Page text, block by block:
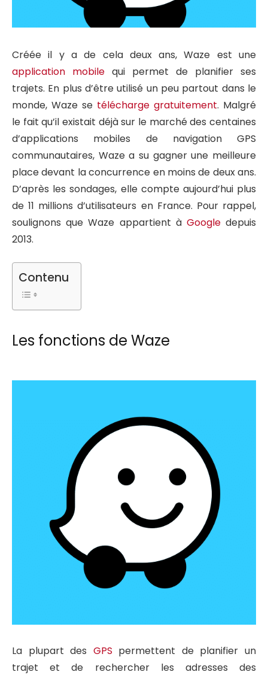
Créée il y a de cela deux ans, Waze est une
application mobile qui permet de planifier ses
trajets. En plus d’être utilisé un peu partout dans le
monde, Waze se télécharge gratuitement. Malgré
le fait qu’il existait déjà sur le marché des centaines
d’applications mobiles de navigation GPS
communautaires, Waze a su gagner une meilleure
place devant la concurrence en moins de deux ans.
D’après les sondages, elle compte aujourd’hui plus
de 11 millions d’utilisateurs en France. Pour rappel,
soulignons que Waze appartient à Googledepuis
2013.
Contenu
Les fonctions de Waze
La plupart des GPS permettent de planifier un
trajet et de rechercher les adresses des